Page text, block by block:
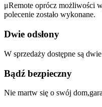
μRemote oprócz możliwości
polecenie zostało wykonane.
Dwie odsłony
W sprzedaży dostępne są
Bądź bezpieczny
Nie martw się o swój